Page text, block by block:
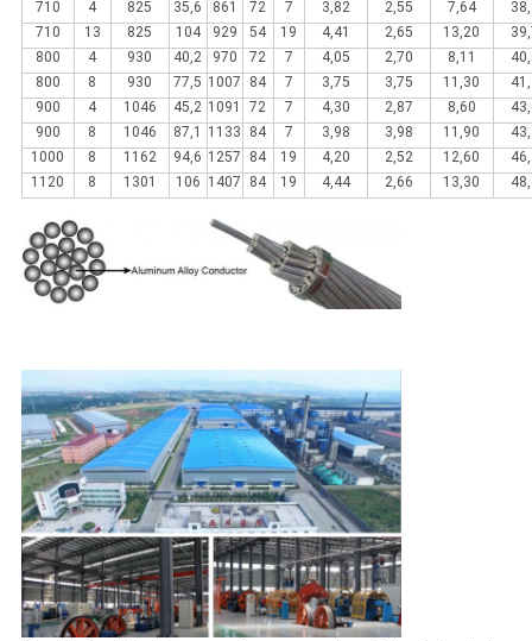
710 4 825 35,6 861 72 7 3,82 2,55 7,64
710
13 825 104 929 54 19 4,41 2,65 13,20
800
4 930 40,2 970 72 7 4,05 2,70 8,11
800
8 930 77,5 1007 84 7 3,75 3,75 11,30
900
4 1046 45,2 1091 72 7 4,30 2,87 8,60
900
8 1046 87,1 1133 84 7 3,98 3,98 11,90
1000
8 1162 94,6 1257 84 19 4,20 2,52 12,60
1120
8 1301 106 1407 84 19 4,44 2,66 13,30